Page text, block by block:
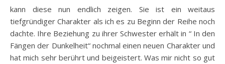
kann diese nun endlich zeigen. Sie ist ein weitaus
tiefgründiger Charakter als ich es zu Beginn der Reihe noch
dachte. Ihre Beziehung zu ihrer Schwester erhält in “ In den
Fängen der Dunkelheit“ nochmal einen neuen Charakter und
hat mich sehr berührt und beigeistert. Was mir nicht so gut